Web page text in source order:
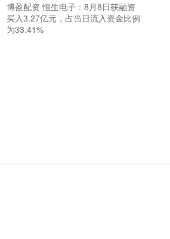
博盈配资 恒生电子：8月8日获融资
买入3.27亿元，占当日流入资金比例
为33.41%